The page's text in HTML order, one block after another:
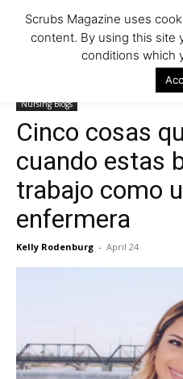
Cinco
buscando trabajo como una nueva
Nursing Blogs
Cinco cosas
cuando estas
trabajo como
enfermera
Kelly Rodenburg - April 24
Scrubs Magazine uses
content. By using this site
conditions which